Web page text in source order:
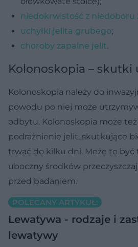
niedokrwistość z niedoboru
uchyłki jelita grubego;
choroby zapalne jelit.
Kolonoskopia – skutki
Kolonoskopia należy do
powodu po niej może
odbytu. Kolonoskopia może
podrażnienie jelit, skutkujące
trwać do kilku dni. Może to być
uboczny środków
przed badaniem.
POLECANY ARTYKUŁ:
Lewatywa - rodzaje i
lewatywy